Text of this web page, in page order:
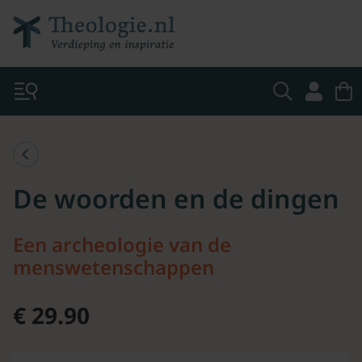
De woorden en de dingen
Een archeologie van de
menswetenschappen
€ 29.90